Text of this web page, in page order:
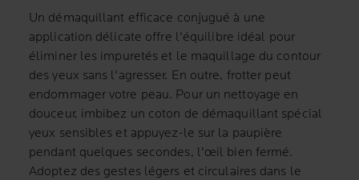
Un démaquillant efficace conjugué à une
application délicate offre l'équilibre idéal pour
éliminer les impuretés et le maquillage du contour
des yeux sans l'agresser. En outre, frotter peut
endommager votre peau. Pour un nettoyage en
douceur, imbibez un coton de démaquillant spécial
yeux sensibles et appuyez-le sur la paupière
pendant quelques secondes, l'œil bien fermé.
Adoptez des gestes légers et circulaires dans le